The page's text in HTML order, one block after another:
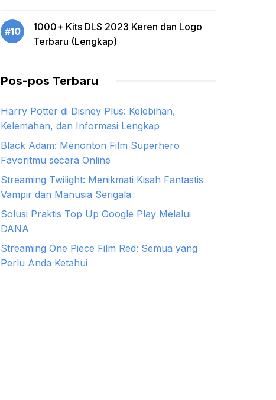
#10
1000+ Kits DLS 2023 Keren dan Logo
Terbaru (Lengkap)
Pos-pos Terbaru
Harry Potter di Disney Plus: Kelebihan,
Kelemahan, dan Informasi Lengkap
Black Adam: Menonton Film Superhero
Favoritmu secara Online
Streaming Twilight: Menikmati Kisah Fantastis
Vampir dan Manusia Serigala
Solusi Praktis Top Up Google Play Melalui
DANA
Streaming One Piece Film Red: Semua yang
Perlu Anda Ketahui